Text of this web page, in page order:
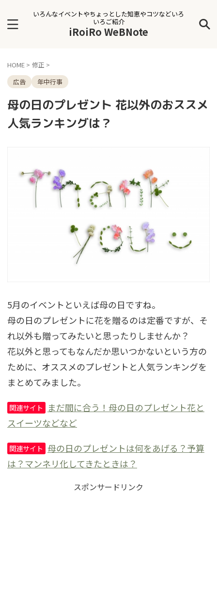
いろんなイベントやちょっとした知恵やコツなどいろ
いろご紹介
iRoiRo WeBNote
HOME > 修正 >
広告
年中行事
母の日のプレゼント 花以外のおススメ
人気ランキングは？
5月のイベントといえば母の日ですね。
母の日のプレゼントに花を贈るのは定番ですが、そ
れ以外も贈ってみたいと思ったりしませんか？
花以外と思ってもなんだか思いつかないという方の
ために、オススメのプレゼントと人気ランキングを
まとめてみました。
関連サイト
まだ間に合う！母の日のプレゼント花と
スイーツなどなど
関連サイト 母の日のプレゼントは何をあげる？予算
は？マンネリ化してきたときは？
スポンサードリンク